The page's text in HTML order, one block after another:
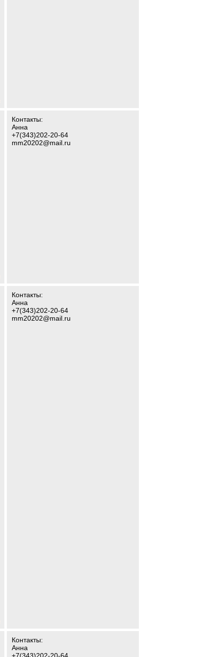
Контакты:
Анна
+7(343)202-20-64
mm20202@mail.ru
Контакты:
Анна
+7(343)202-20-64
mm20202@mail.ru
Контакты:
Анна